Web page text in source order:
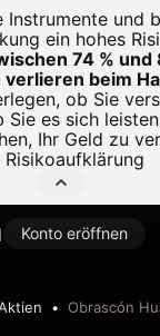
Instrumente und
ein hohes
74 % und
beim
ob Sie
es sich
Ihr Geld zu
Risikoaufklärung
Konto eröffnen
Obrascón